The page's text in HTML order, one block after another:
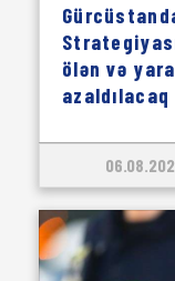
ölən və
azaldılacaq